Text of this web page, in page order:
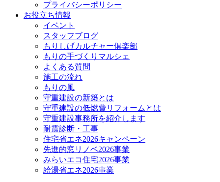
プライバシーポリシー
お役立ち情報
イベント
スタッフブログ
もりしげカルチャー俱楽部
もりの手づくりマルシェ
よくある質問
施工の流れ
もりの風
守重建設の新築とは
守重建設の低燃費リフォームとは
守重建設事務所を紹介します
耐震診断・工事
住宅省エネ2026キャンペーン
先進的窓リノベ2026事業
みらいエコ住宅2026事業
給湯省エネ2026事業